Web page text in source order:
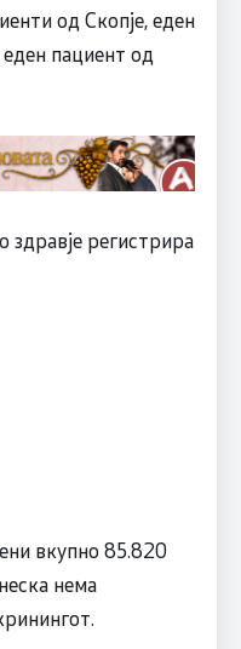
од Скопје, еден
пациент од
здравје регистрира
вкупно 85.820
нема